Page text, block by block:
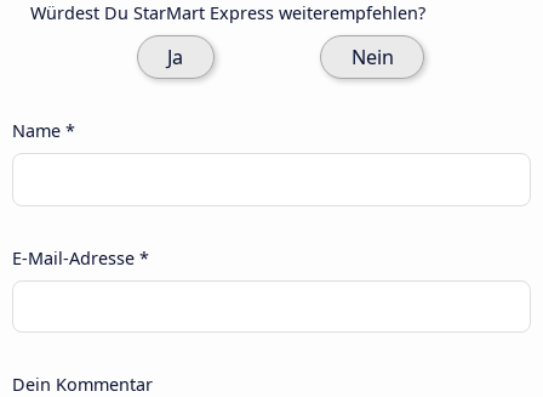
Würdest Du StarMart Express weiterempfehlen?
Ja Nein
Name *
E-Mail-Adresse *
Dein Kommentar